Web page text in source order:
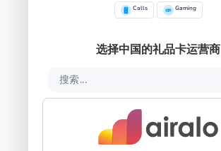
Calls Gaming
选择中国的礼品卡运营商